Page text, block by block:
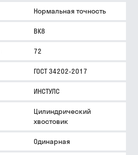
Нормальная точность
ВК8
72
ГОСТ 34202-2017
ИНСТУЛС
Цилиндрический
хвостовик
Одинарная